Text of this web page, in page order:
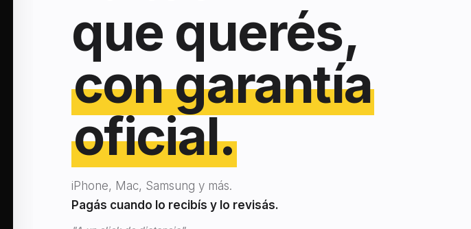
que querés,
con garantía
oficial.
iPhone, Mac, Samsung y más.
Pagás cuando lo recibís y lo revisás.